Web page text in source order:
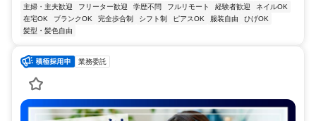
主婦・主夫歓迎 フリーター歓迎 学歴不問 フルリモート 経験者歓迎
ネイルOK
在宅OK
ブランクOK 完全歩合制 シフト制 ピアスOK 服装自由
ひげOK
髪型・髪色自由
業務委託